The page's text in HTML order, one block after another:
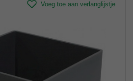
Voeg toe aan verlanglijstje